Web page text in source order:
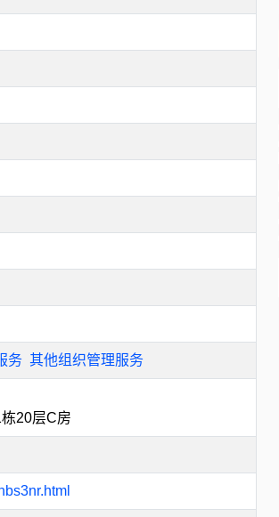
务 其他组织管理服务
20层C房